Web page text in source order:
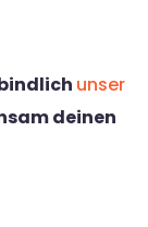
unser
deinen